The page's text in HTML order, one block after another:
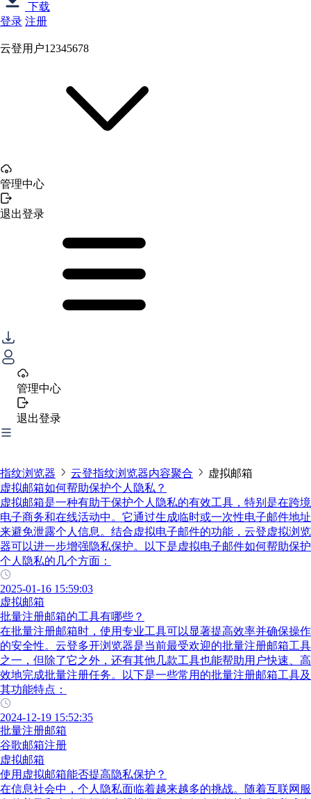
下载
登录 注册
云登用户12345678
管理中心
退出登录
管理中心
退出登录
指纹浏览器 云登指纹浏览器内容聚合
虚拟邮箱
虚拟邮箱如何帮助保护个人隐私？
虚拟邮箱是一种有助于保护个人隐私的有效工具，特别是在跨境
电子商务和在线活动中。它通过生成临时或一次性电子邮件地址
来避免泄露个人信息。结合虚拟电子邮件的功能，云登虚拟浏览
器可以进一步增强隐私保护。以下是虚拟电子邮件如何帮助保护
个人隐私的几个方面：
2025-01-16 15:59:03
虚拟邮箱
批量注册邮箱的工具有哪些？
在批量注册邮箱时，使用专业工具可以显著提高效率并确保操作
的安全性。云登多开浏览器是当前最受欢迎的批量注册邮箱工具
之一，但除了它之外，还有其他几款工具也能帮助用户快速、高
效地完成批量注册任务。以下是一些常用的批量注册邮箱工具及
其功能特点：
2024-12-19 15:52:35
批量注册邮箱
谷歌邮箱注册
虚拟邮箱
使用虚拟邮箱能否提高隐私保护？
在信息社会中，个人隐私面临着越来越多的挑战。随着互联网服